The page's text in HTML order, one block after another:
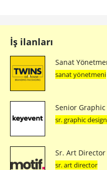
İş ilanları
Sanat
sanat yönetmeni
Senior Graphic
sr. graphic
Sr. Art Director
sr. art director